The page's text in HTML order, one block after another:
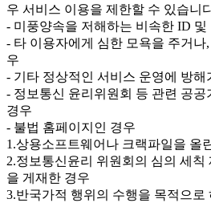
우 서비스 이용을 제한할 수 있습니
- 미풍양속을 저해하는 비속한 ID 및
- 타 이용자에게 심한 모욕을 주거나
우
- 기타 정상적인 서비스 운영에 방해
- 정보통신 윤리위원회 등 관련 공
경우
- 불법 홈페이지인 경우
1.상용소프트웨어나 크랙파일을 올
2.정보통신윤리 위원회의 심의 세칙
을 게재한 경우
3.반국가적 행위의 수행을 목적으로